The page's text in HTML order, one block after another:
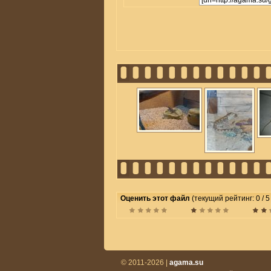
Оценить этот файл (текущий рейтинг: 0 /
© 2011-2026 | agama.su